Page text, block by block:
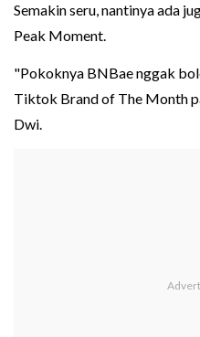
Semakin seru, nantinya ada
Peak Moment.
"Pokoknya BNBae nggak
Tiktok Brand of The Month
Dwi.